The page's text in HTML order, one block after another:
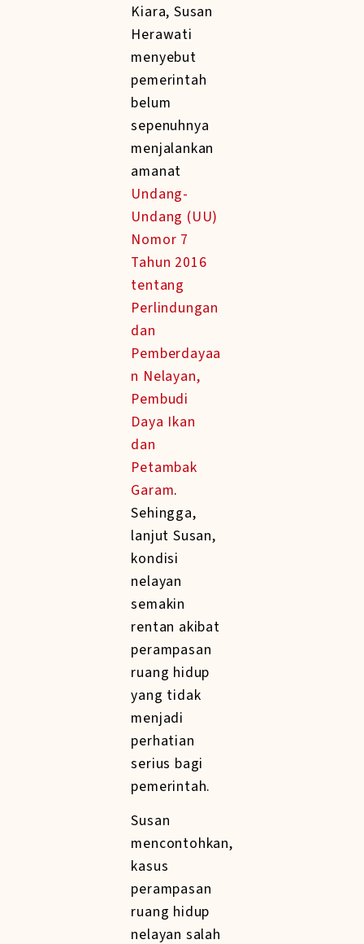
Kiara, Susan
Herawati
menyebut
pemerintah
belum
sepenuhnya
menjalankan
amanat
Undang-
Undang (UU)
Nomor 7
Tahun 2016
tentang
Perlindungan
dan
Pemberdayaa
n Nelayan,
Pembudi
Daya Ikan
dan
Petambak
Garam.
Sehingga,
lanjut Susan,
kondisi
nelayan
semakin
rentan akibat
perampasan
ruang hidup
yang tidak
menjadi
perhatian
serius bagi
pemerintah.
Susan
mencontohkan,
kasus
perampasan
ruang hidup
nelayan salah